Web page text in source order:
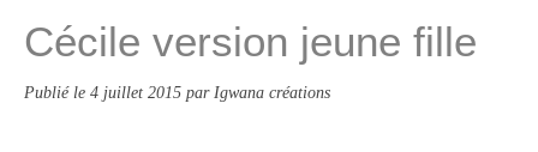
Cécile version jeune fille
Publié le 4 juillet 2015 par Igwana créations